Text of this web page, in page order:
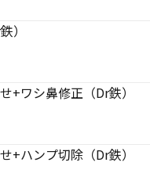
）
+ワシ鼻修正（Dr鉄）
+ハンプ切除（Dr鉄）